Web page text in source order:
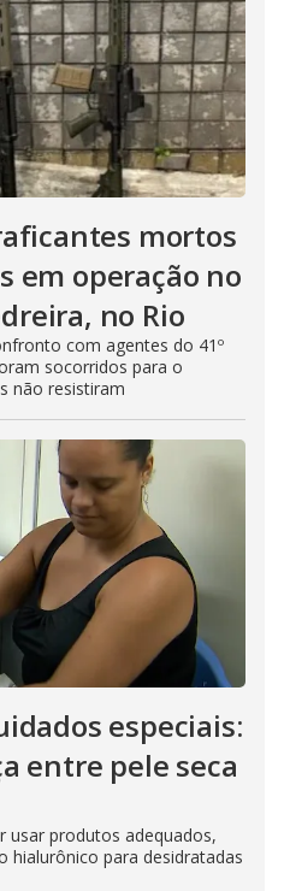
mortos
em operação no
no Rio
com agentes do 41º
socorridos para o
não resistiram
especiais:
entre pele seca
usar produtos adequados,
hialurônico para desidratadas